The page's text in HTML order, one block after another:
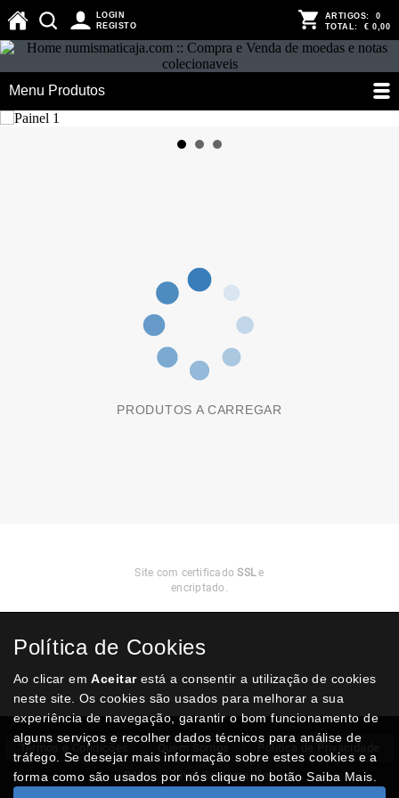
LOGIN
REGISTO
ARTIGOS: 0
TOTAL: € 0,00
Menu Produtos
PRODUTOS A CARREGAR
Site com certificadoSSLe
encriptado.
Termos e Condições Politica de Privacidade
RAL Livro Reclamações
Política de Cookies
Ao clicar emAceitarestá a consentir a utilização de cookies
neste site. Os cookies são usados para melhorar a sua
experiência de navegação, garantir o bom funcionamento de
alguns serviços e recolher dados técnicos para análise de
tráfego. Se desejar mais informação sobre estes cookies e a
forma como são usados por nós clique no botão Saiba Mais.